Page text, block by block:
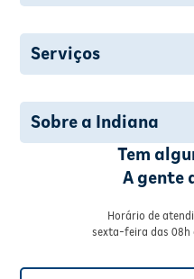
Serviços
Sobre a Indiana
Tem
A gente
Horário de
sexta-feira das 08h